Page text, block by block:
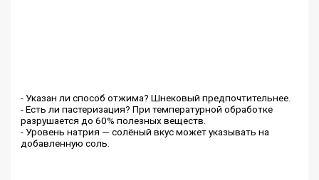
- Указан ли способ отжима? Шнековый предпочтительнее.
- Есть ли пастеризация? При температурной обработке
разрушается до 60% полезных веществ.
- Уровень натрия — солёный вкус может указывать на
добавленную соль.